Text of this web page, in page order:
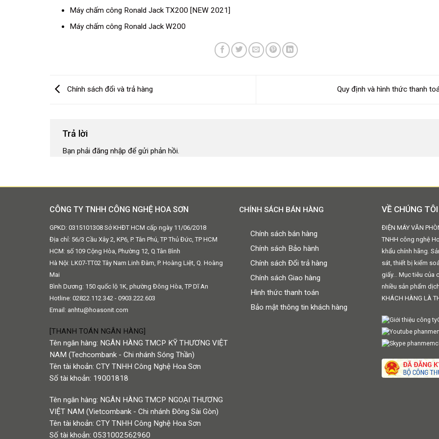
Máy chấm công Ronald Jack TX200 [NEW 2021]
Máy chấm công Ronald Jack W200
Chính sách đổi và trả hàng Quy định và hình thức thanh
Trả lời
Bạn phải đăng nhập để gửi phản hồi.
CÔNG TY TNHH CÔNG NGHỆ HOA SƠN
GPKD: 0315101308 Sở KHĐT HCM cấp ngày 11/06/2018
Địa chỉ: 56/3 Cầu Xây 2, KP6, P. Tân Phú, TP Thủ Đức, TP HCM
HCM: số 109 Cộng Hòa, Phường 12, Q.Tân Bình
Hà Nội: LK07-TT02 Tây Nam Linh Đàm, P. Hoàng Liệt, Q. Hoàng
Mai
Bình Dương: 150 quốc lộ 1K, phường Đông Hòa, TP Dĩ An
Hotline: 02822.112.342 - 0903.222.603
Email: anhtu@hoasonit.com
[THANH TOÁN NGÂN HÀNG]
Tên ngân hàng: NGÂN HÀNG TMCP KỸ THƯƠNG VIỆT
NAM (Techcombank - Chi nhánh Sóng Thần)
Tên tài khoản: CTY TNHH Công Nghệ Hoa Sơn
Số tài khoản: 19001818
Tên ngân hàng: NGÂN HÀNG TMCP NGOẠI THƯƠNG
VIỆT NAM (Vietcombank - Chi nhánh Đông Sài Gòn)
Tên tài khoản: CTY TNHH Công Nghệ Hoa Sơn
Số tài khoản: 0531002562960
CHÍNH SÁCH BÁN HÀNG
Chính sách bán hàng
Chính sách Bảo hành
Chính sách Đổi trả hàng
Chính sách Giao hàng
Hình thức thanh toán
Bảo mật thông tin khách hàng
VỀ CHÚNG TÔI
ĐIỆN MÁY VĂN
TNHH công nghệ
khẩu chính hãng.
sát, thiết bị kiểm
giấy... Mục tiêu của
nhiều sản phẩm
KHÁCH HÀNG LÀ